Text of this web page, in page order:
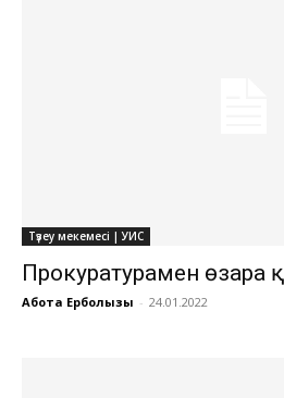
Түзеу мекемесі | УИС
Прокуратурамен өзара
Ақбота Ерболқызы - 24.01.2022